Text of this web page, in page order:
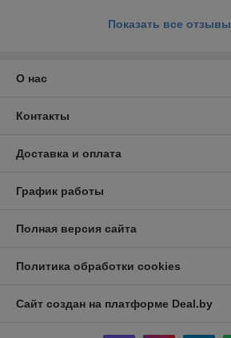
Показать все отзывы
О нас
Контакты
Доставка и оплата
График работы
Полная версия сайта
Политика обработки cookies
Сайт создан на платформе Deal.by